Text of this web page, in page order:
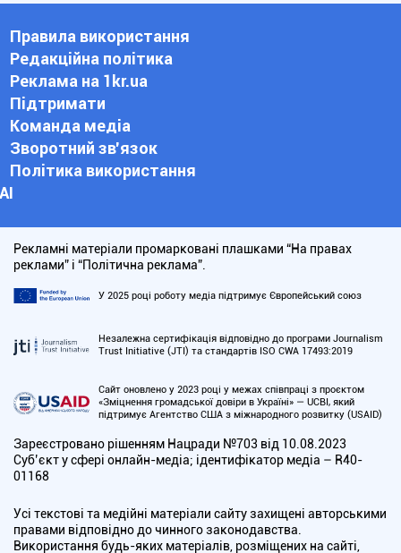
Правила використання
Редакційна політика
Реклама на 1kr.ua
Підтримати
Команда медіа
Зворотний зв'язок
Політика використання
АІ
Рекламні матеріали промарковані плашками “На правах
реклами” і “Політична реклама”.
У 2025 році роботу медіа підтримує Європейський союз
Незалежна сертифікація відповідно до програми Journalism
Trust Initiative (JTI) та стандартів ISO CWA 17493:2019
Сайт оновлено у 2023 році у межах співпраці з проєктом
«Зміцнення громадської довіри в Україні» — UCBI, який
підтримує Агентство США з міжнародного розвитку (USAID)
Зареєстровано рішенням Нацради №703 від 10.08.2023
Cуб’єкт у сфері онлайн-медіа; ідентифікатор медіа – R40-
01168
Усі текстові та медійні матеріали сайту захищені авторськими
правами відповідно до чинного законодавства.
Використання будь-яких матеріалів, розміщених на сайті,